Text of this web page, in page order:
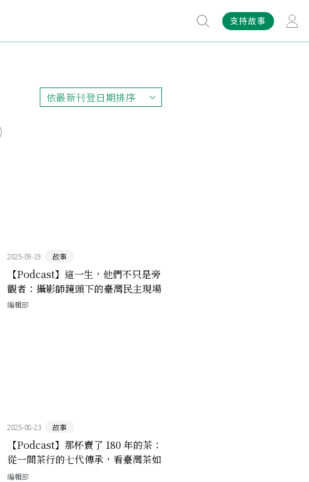
支持故事
依最新刊登日期排序
依最新刊登日期排序
2025-09-19 故事
【Podcast】這一生，他們不只是旁
觀者：攝影師鏡頭下的臺灣民主現場
編輯部
2025-08-23 故事
【Podcast】那杯賣了 180 年的茶：
從一間茶行的七代傳承，看臺灣茶如
何走向世界
編輯部